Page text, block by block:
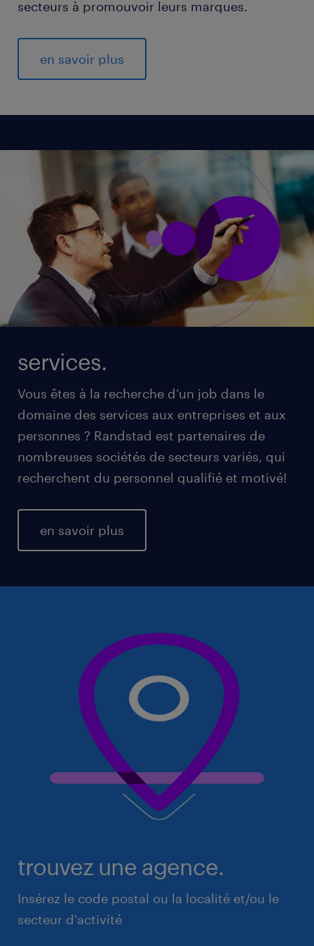
secteurs à promouvoir leurs marques.
en savoir plus
services.
Vous êtes à la recherche d’un job dans le
domaine des services aux entreprises et aux
personnes ? Randstad est partenaires de
nombreuses sociétés de secteurs variés, qui
recherchent du personnel qualifié et motivé!
en savoir plus
trouvez une agence.
Insérez le code postal ou la localité et/ou le
secteur d'activité